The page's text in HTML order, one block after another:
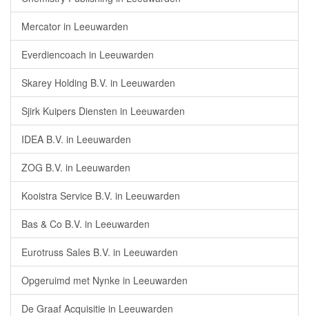
Mercator in Leeuwarden
Everdiencoach in Leeuwarden
Skarey Holding B.V. in Leeuwarden
Sjirk Kuipers Diensten in Leeuwarden
IDEA B.V. in Leeuwarden
ZOG B.V. in Leeuwarden
Kooistra Service B.V. in Leeuwarden
Bas & Co B.V. in Leeuwarden
Eurotruss Sales B.V. in Leeuwarden
Opgeruimd met Nynke in Leeuwarden
De Graaf Acquisitie in Leeuwarden